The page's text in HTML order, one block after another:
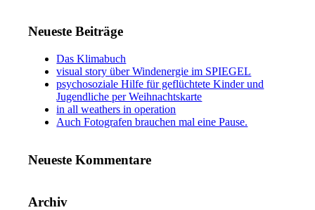
Neueste Beiträge
Das Klimabuch
visual story über Windenergie im SPIEGEL
psychosoziale Hilfe für geflüchtete Kinder und
Jugendliche per Weihnachtskarte
in all weathers in operation
Auch Fotografen brauchen mal eine Pause.
Neueste Kommentare
Archiv